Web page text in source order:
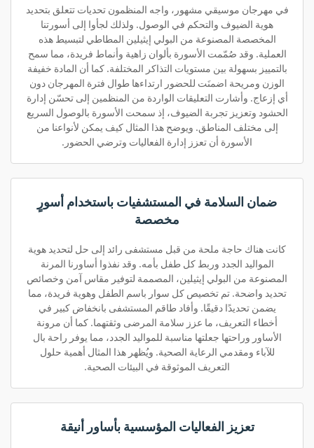
في مهرجان موسيقي مشهور، واجه المنظمون تحديات تتعلق بتحديد
هوية الضيوف والتحكم في الوصول. ولذلك لجأوا إلى أسورتنا
المخصصة المصنوعة من البولي إيثيلين المطاطي لتبسيط هذه
العملية. وقد صُمّمت الأسورة بألوان زاهية وأنماط فريدة، مما سمح
بالتمييز بسهولة بين مستويات التذاكر المختلفة. كما أن المادة خفيفة
الوزن ومريحة اضمنَت للحضور ارتداءها طوال فترة المهرجان دون
أي إزعاج. وأشارت التعليقات الواردة من المنظمين إلى تحسّن إدارة
الحشود وتعزيز تجربة الضيوف، إذ سمحت الأسورة بالوصول السريع
إلى مختلف المناطق. ويوضح هذا المثال كيف يمكن لأنواعنا من
الأسورة أن تعزز إدارة الفعاليات وترضي الحضور.
ضمان السلامة في المستشفيات باستخدام أسورٍ
مخصصة
كانت هناك حاجة ملحة من قبل مستشفى رائد إلى حل لتحديد هوية
المواليد الجدد وربط كل طفل بأمه. وقد نفذوا أساورنا المرنة
المصنوعة من البولي إيثيلين، المصممة لتوفير مقاس آمن وخصائص
تحديد واضحة. تم تخصيص كل سوار باسم الطفل وهوية فريدة، مما
يضمن تحديدًا دقيقًا. وأفاد طاقم المستشفى بانخفاض كبير في
أخطاء التعريف، ما عزز سلامة المرضى وثقتهما. كما أن مرونة
الأساور وراحتها جعلتها مناسبة للمواليد الجدد، مما يوفر راحة بال
للآباء ومقدمي الرعاية الصحية. ويُظهر هذا المثال أهمية حلول
التعريف الموثوقة في البيئات الصحية.
تعزيز الفعاليات المؤسسية بأساور أنيقة